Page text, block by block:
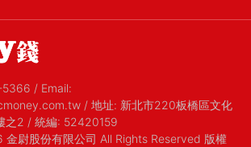
/ Email:
/ 地址: 新北市220板橋區文化
之2 / 統編: 52420159
尉股份有限公司 All Rights Reserved 版權